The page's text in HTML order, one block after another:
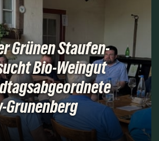
Grünen Staufen-
Bio-Weingut
Grunenberg